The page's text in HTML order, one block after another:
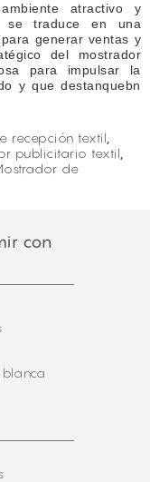
atractivo y
se traduce en una
generar ventas y
del mostrador
para impulsar la
y que destanquebn
recepción textil
publicitario textil
de
con
blanca